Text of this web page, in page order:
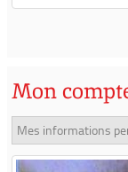
Mon
Mes informations